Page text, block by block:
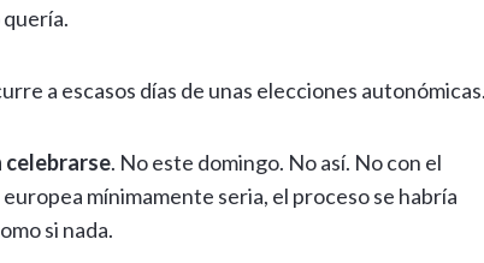
a escasos días de unas elecciones
celebrarse. No este domingo. No así. No con el
mínimamente seria, el proceso se habría
si nada.